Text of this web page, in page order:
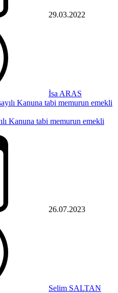
29.03.2022
İsa ARAS
Kanuna tabi memurun emekli
26.07.2023
Selim SALTAN